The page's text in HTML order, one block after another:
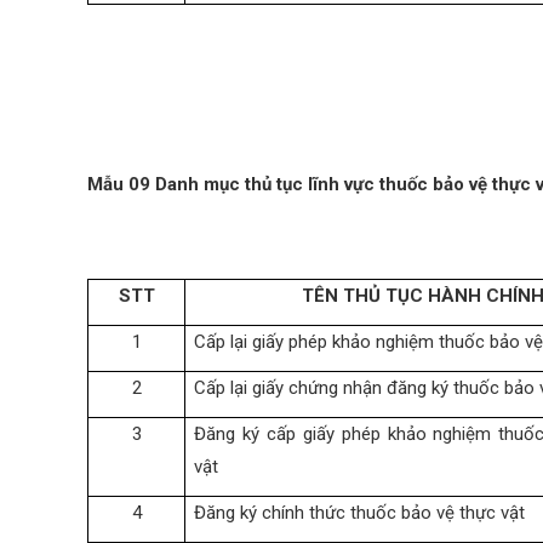
Mẫu 09 Danh mục thủ tục lĩnh vực thuốc bảo vệ thực
STT TÊN THỦ TỤC HÀNH CHÍNH
1 Cấp lại giấy phép khảo nghiệm thuốc bảo
2 Cấp lại giấy chứng nhận đăng ký thuốc bảo
3
Đăng ký cấp giấy phép khảo nghiệm
vật
4 Đăng ký chính thức thuốc bảo vệ thực vật